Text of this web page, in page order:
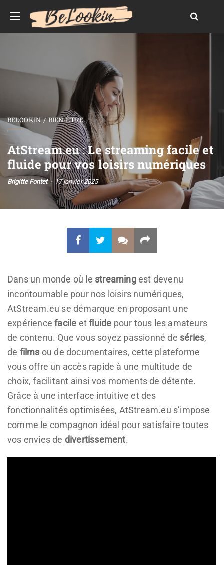
BELOOKIN BIEN-ÊTRE
AtStream.eu : Le streaming facile et
fluide pour vos loisirs numériques
Brigitte Fontet 17 janvier 2025
Dans un monde où le streamingest devenu
incontournable pour nos loisirs numériques,
AtStream.eu se démarque en proposant une
expériencefacile etfluide pour tous les amateurs
de contenu. Que vous soyez passionné de séries,
de films ou de documentaires, cette plateforme
vous offre un accès rapide à une multitude de
choix, facilitant ainsi vos moments de détente.
Grâce à une interface intuitive et des
fonctionnalités optimisées, AtStream.eu s’impose
comme le compagnon idéal pour satisfaire toutes
vos envies de divertissement.